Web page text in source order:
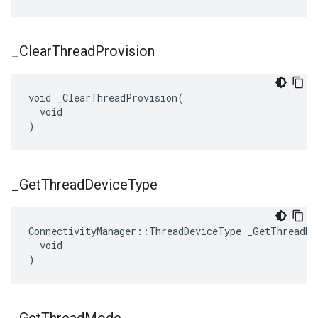
ClearThreadProvision
void _ClearThreadProvision(
  void
)
GetThreadDeviceType
ConnectivityManager::ThreadDeviceType
  void
)